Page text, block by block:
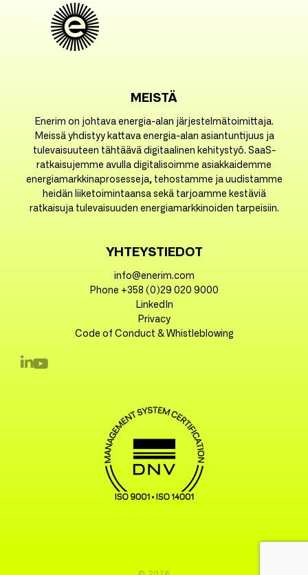
MEISTÄ
Enerim on johtava energia-alan järjestelmätoimittaja.
Meissä yhdistyy kattava energia-alan asiantuntijuus ja
tulevaisuuteen tähtäävä digitaalinen kehitystyö. SaaS-
ratkaisujemme avulla digitalisoimme asiakkaidemme
energiamarkkinaprosesseja, tehostamme ja uudistamme
heidän liiketoimintaansa sekä tarjoamme kestäviä
ratkaisuja tulevaisuuden energiamarkkinoiden tarpeisiin.
YHTEYSTIEDOT
info@enerim.com
Phone +358 (0)29 020 9000
LinkedIn
Privacy
Code of Conduct & Whistleblowing